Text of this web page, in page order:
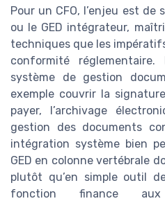
Pour un CFO, l’enjeu est de
ou le GED intégrateur,
techniques que les
conformité
système de gestion
exemple couvrir la
payer, l’archivage
gestion des documents
intégration système bien
GED en colonne vertébrale
plutôt qu’en simple outil
fonction finance